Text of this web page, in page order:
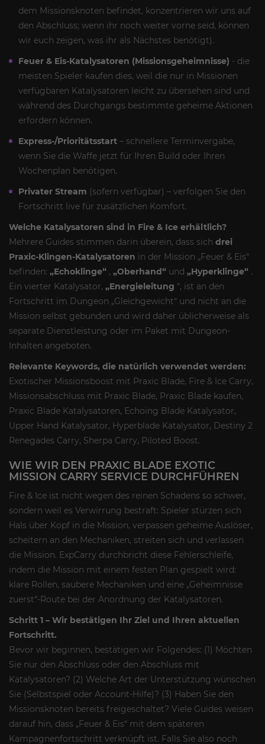
dem Missionsknoten befindet, konzentrieren wir uns auf
den Abschluss; wenn ihr noch weiter vorne seid, können
wir euch zeigen, was ihr als Nächstes benötigt).
Feuer & Eis-Katalysatoren (Missionsgeheimnisse) - die
meisten Spieler kaufen dies, weil die nur in Missionen
verfügbaren Katalysatoren leicht zu übersehen sind und
während des Durchgangs bestimmte geheime Aktionen
erfordern können.
Express-/Prioritätsstart – schnellere Terminvergabe,
wenn Sie die Waffe jetzt für Ihren Build oder Ihren
Wochenplan benötigen.
Privater Stream (sofern verfügbar) – verfolgen Sie den
Fortschritt live für zusätzlichen Komfort.
Welche Katalysatoren sind in Fire & Ice erhältlich?
Mehrere Guides stimmen darin überein, dass sich drei
Praxic-Klingen-Katalysatoren in der Mission „Feuer & Eis“
befinden: „Echoklinge“ , „Oberhand“ und „Hyperklinge“ .
Ein vierter Katalysator, „Energieleitung “, ist an den
Fortschritt im Dungeon „Gleichgewicht“ und nicht an die
Mission selbst gebunden und wird daher üblicherweise als
separate Dienstleistung oder im Paket mit Dungeon-
Inhalten angeboten.
Relevante Keywords, die natürlich verwendet werden:
Exotischer Missionsboost mit Praxic Blade, Fire & Ice Carry,
Missionsabschluss mit Praxic Blade, Praxic Blade kaufen,
Praxic Blade Katalysatoren, Echoing Blade Katalysator,
Upper Hand Katalysator, Hyperblade Katalysator, Destiny 2
Renegades Carry, Sherpa Carry, Piloted Boost.
WIE WIR DEN PRAXIC BLADE EXOTIC
MISSION CARRY SERVICE DURCHFÜHREN
Fire & Ice ist nicht wegen des reinen Schadens so schwer,
sondern weil es Verwirrung bestraft: Spieler stürzen sich
Hals über Kopf in die Mission, verpassen geheime Auslöser,
scheitern an den Mechaniken, streiten sich und verlassen
die Mission. ExpCarry durchbricht diese Fehlerschleife,
indem die Mission mit einem festen Plan gespielt wird:
klare Rollen, saubere Mechaniken und eine „Geheimnisse
zuerst“-Route bei der Anordnung der Katalysatoren.
Schritt 1 – Wir bestätigen Ihr Ziel und Ihren aktuellen
Fortschritt.
Bevor wir beginnen, bestätigen wir Folgendes: (1) Möchten
Sie nur den Abschluss oder den Abschluss mit
Katalysatoren? (2) Welche Art der Unterstützung wünschen
Sie (Selbstspiel oder Account-Hilfe)? (3) Haben Sie den
Missionsknoten bereits freigeschaltet? Viele Guides weisen
darauf hin, dass „Feuer & Eis“ mit dem späteren
Kampagnenfortschritt verknüpft ist. Falls Sie also noch